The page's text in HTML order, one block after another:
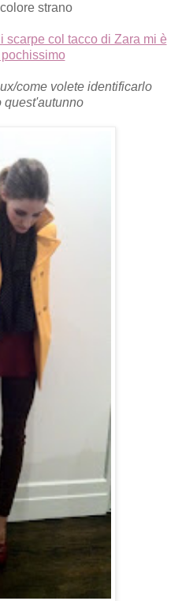
strano
scarpe col tacco di Zara mi è
come volete identificarlo
quest'autunno